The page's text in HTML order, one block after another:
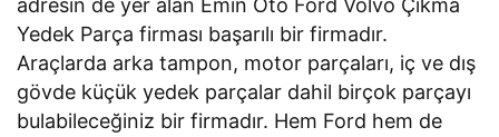
adresin de yer alan Emin Oto Ford Volvo Çıkma
Yedek Parça firması başarılı bir firmadır.
Araçlarda arka tampon, motor parçaları, iç ve dış
gövde küçük yedek parçalar dahil birçok parçayı
bulabileceğiniz bir firmadır. Hem Ford hem de